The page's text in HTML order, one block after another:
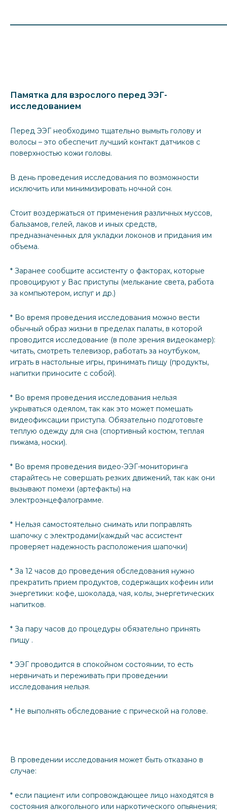
Памятка для взрослого перед ЭЭГ-
исследованием
Перед ЭЭГ необходимо тщательно вымыть голову и
волосы – это обеспечит лучший контакт датчиков с
поверхностью кожи головы.
В день проведения исследования по возможности
исключить или минимизировать ночной сон.
Стоит воздержаться от применения различных муссов,
бальзамов, гелей, лаков и иных средств,
предназначенных для укладки локонов и придания им
объема.
* Заранее сообщите ассистенту о факторах, которые
провоцируют у Вас приступы (мелькание света, работа
за компьютером, испуг и др.)
* Во время проведения исследования можно вести
обычный образ жизни в пределах палаты, в которой
проводится исследование (в поле зрения видеокамер):
читать, смотреть телевизор, работать за ноутбуком,
играть в настольные игры, принимать пищу (продукты,
напитки приносите с собой).
* Во время проведения исследования нельзя
укрываться одеялом, так как это может помешать
видеофиксации приступа. Обязательно подготовьте
теплую одежду для сна (спортивный костюм, теплая
пижама, носки).
* Во время проведения видео-ЭЭГ-мониторинга
старайтесь не совершать резких движений, так как они
вызывают помехи (артефакты) на
электроэнцефалограмме.
* Нельзя самостоятельно снимать или поправлять
шапочку с электродами(каждый час ассистент
проверяет надежность расположения шапочки)
* За 12 часов до проведения обследования нужно
прекратить прием продуктов, содержащих кофеин или
энергетики: кофе, шоколада, чая, колы, энергетических
напитков.
* За пару часов до процедуры обязательно принять
пищу .
* ЭЭГ проводится в спокойном состоянии, то есть
нервничать и переживать при проведении
исследования нельзя.
* Не выполнять обследование с прической на голове.
В проведении исследования может быть отказано в
случае:
* если пациент или сопровождающее лицо находятся в
состояния алкогольного или наркотического опьянения;